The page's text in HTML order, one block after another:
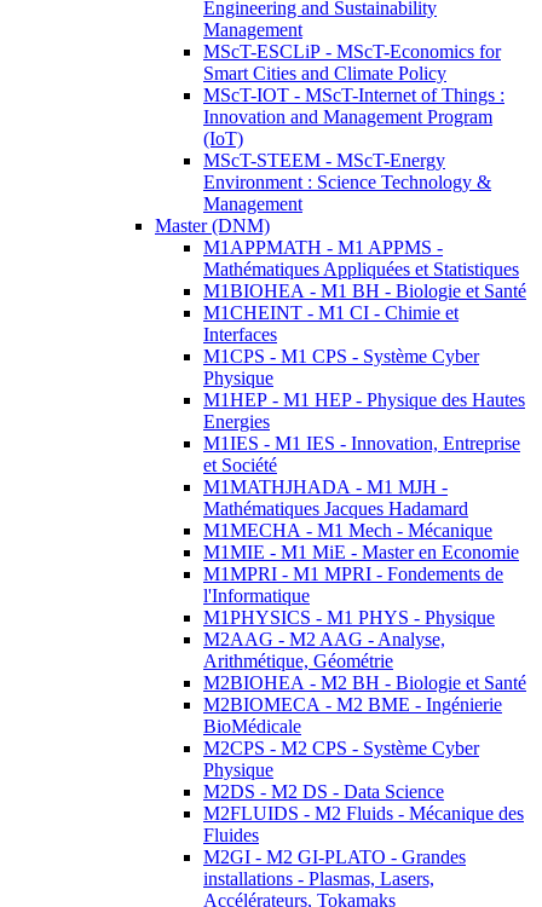
Engineering and Sustainability
Management
MScT-ESCLiP - MScT-Economics for
Smart Cities and Climate Policy
MScT-IOT - MScT-Internet of Things :
Innovation and Management Program
(IoT)
MScT-STEEM - MScT-Energy
Environment : Science Technology &
Management
Master (DNM)
M1APPMATH - M1 APPMS -
Mathématiques Appliquées et Statistiques
M1BIOHEA - M1 BH - Biologie et Santé
M1CHEINT - M1 CI - Chimie et
Interfaces
M1CPS - M1 CPS - Système Cyber
Physique
M1HEP - M1 HEP - Physique des Hautes
Energies
M1IES - M1 IES - Innovation, Entreprise
et Société
M1MATHJHADA - M1 MJH -
Mathématiques Jacques Hadamard
M1MECHA - M1 Mech - Mécanique
M1MIE - M1 MiE - Master en Economie
M1MPRI - M1 MPRI - Fondements de
l'Informatique
M1PHYSICS - M1 PHYS - Physique
M2AAG - M2 AAG - Analyse,
Arithmétique, Géométrie
M2BIOHEA - M2 BH - Biologie et Santé
M2BIOMECA - M2 BME - Ingénierie
BioMédicale
M2CPS - M2 CPS - Système Cyber
Physique
M2DS - M2 DS - Data Science
M2FLUIDS - M2 Fluids - Mécanique des
Fluides
M2GI - M2 GI-PLATO - Grandes
installations - Plasmas, Lasers,
Accélérateurs, Tokamaks